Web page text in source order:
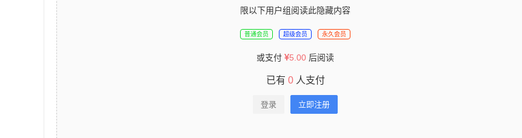
限以下用户组阅读此隐藏内容
普通会员 超级会员 永久会员
或支付 5.00 后阅读
已有 0人支付
登录 立即注册